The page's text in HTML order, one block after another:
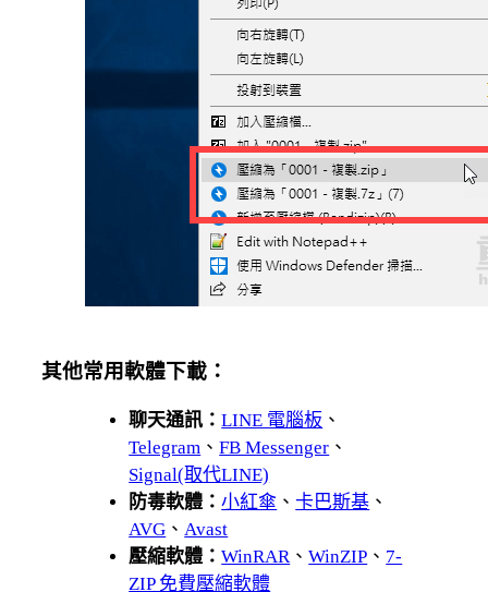
其他常用軟體下載：
聊天通訊：LINE 電腦板 、
Telegram 、FB Messenger 、
Signal(取代LINE)
防毒軟體：小紅傘 、卡巴斯基 、
AVG 、 Avast
壓縮軟體：WinRAR 、WinZIP 、 7-
ZIP 免費壓縮軟體